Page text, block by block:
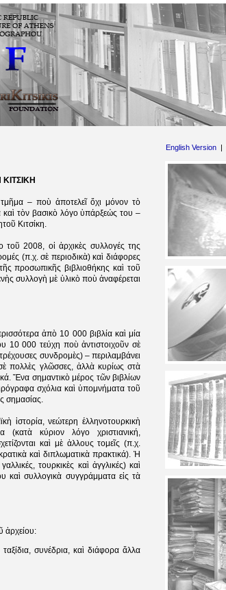
– ποὺ ἀποτελεῖ ὄχι μόνον τὸ
καὶ τὸν βασικὸ λόγο ὑπάρξεώς του –
Κιτσίκη.
2008, οἱ ἀρχικὲς συλλογές της
(π.χ. σὲ περιοδικὰ) καὶ διάφορες
προσωπικῆς βιβλιοθήκης καὶ τοῦ
συλλογὴ μὲ ὑλικὸ ποὺ ἀναφέρεται
ἀπὸ 10 000 βιβλία καὶ μία
10 000 τεύχη ποὺ ἀντιστοιχοῦν σὲ
συνδρομὲς) – περιλαμβάνει
πολλὲς γλῶσσες, ἀλλὰ κυρίως στὰ
Ἕνα σημαντικὸ μέρος τῶν βιβλίων
σχόλια καὶ ὑπομνήματα τοῦ
σημασίας.
ἱστορία, νεώτερη ἑλληνοτουρκικὴ
(κατὰ κύριον λόγο χριστιανική,
καὶ μὲ ἀλλους τομεῖς (π.χ.
καὶ διπλωματικὰ πρακτικά). Ἠ
τουρκικὲς καὶ ἀγγλικές) καὶ
καὶ συλλογικὰ συγγράμματα εἰς τὰ
ἀρχείου:
ταξίδια, συνέδρια, καὶ διάφορα ἄλλα
English Version|